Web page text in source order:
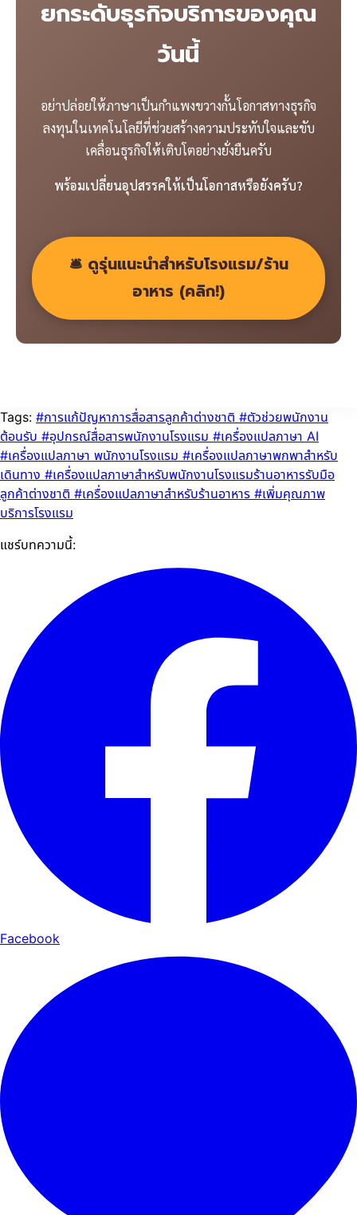
ยกระดับธุรกิจบริการของคุณ
วันนี้
อย่าปล่อยให้ภาษาเป็นกำแพงขวางกั้นโอกาสทางธุรกิจ
ลงทุนในเทคโนโลยีที่ช่วยสร้างความประทับใจและขับ
เคลื่อนธุรกิจให้เติบโตอย่างยั่งยืนครับ
พร้อมเปลี่ยนอุปสรรคให้เป็นโอกาสหรือยังครับ?
🛎️ ดูรุ่นแนะนำสำหรับโรงแรม/ร้าน
อาหาร (คลิก!)
Tags: #การแก้ปัญหาการสื่อสารลูกค้าต่างชาติ #ตัวช่วยพนักงาน
ต้อนรับ #อุปกรณ์สื่อสารพนักงานโรงแรม #เครื่องแปลภาษา AI
#เครื่องแปลภาษา พนักงานโรงแรม #เครื่องแปลภาษาพกพาสำหรับ
เดินทาง #เครื่องแปลภาษาสำหรับพนักงานโรงแรมร้านอาหารรับมือ
ลูกค้าต่างชาติ #เครื่องแปลภาษาสำหรับร้านอาหาร #เพิ่มคุณภาพ
บริการโรงแรม
แชร์บทความนี้:
Facebook